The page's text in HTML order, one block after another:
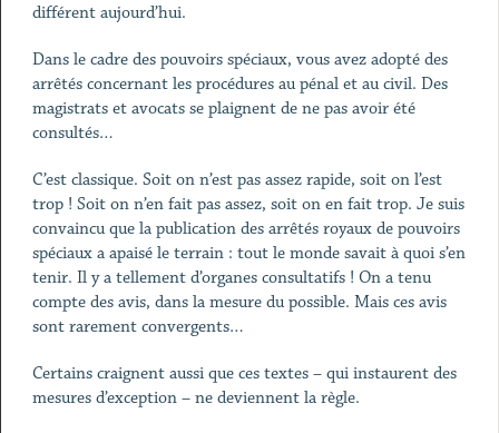
différent aujourd’hui.
Dans le cadre des pouvoirs spéciaux, vous avez adopté des
arrêtés concernant les procédures au pénal et au civil. Des
magistrats et avocats se plaignent de ne pas avoir été
consultés…
C’est classique. Soit on n’est pas assez rapide, soit on l’est
trop ! Soit on n’en fait pas assez, soit on en fait trop. Je suis
convaincu que la publication des arrêtés royaux de pouvoirs
spéciaux a apaisé le terrain : tout le monde savait à quoi s’en
tenir. Il y a tellement d’organes consultatifs ! On a tenu
compte des avis, dans la mesure du possible. Mais ces avis
sont rarement convergents…
Certains craignent aussi que ces textes – qui instaurent des
mesures d’exception – ne deviennent la règle.